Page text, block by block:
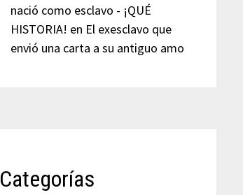
nació como esclavo - ¡QUÉ
HISTORIA! en El exesclavo que
envió una carta a su antiguo amo
Categorías